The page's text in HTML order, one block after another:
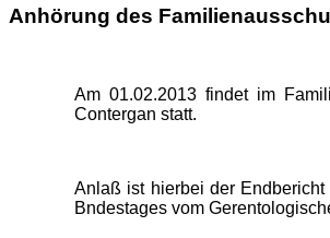
Anhörung des
Am 01.02.2013 findet im
Contergan statt.
Anlaß ist hierbei der
Bndestages vom